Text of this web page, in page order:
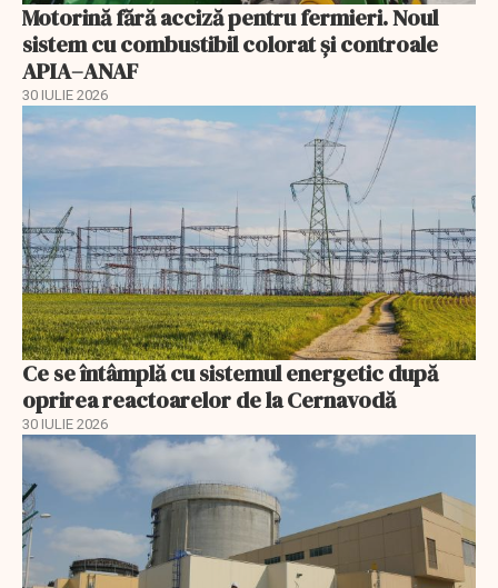
Motorină fără acciză pentru fermieri. Noul
sistem cu combustibil colorat și controale
APIA–ANAF
30 IULIE 2026
Ce se întâmplă cu sistemul energetic după
oprirea reactoarelor de la Cernavodă
30 IULIE 2026